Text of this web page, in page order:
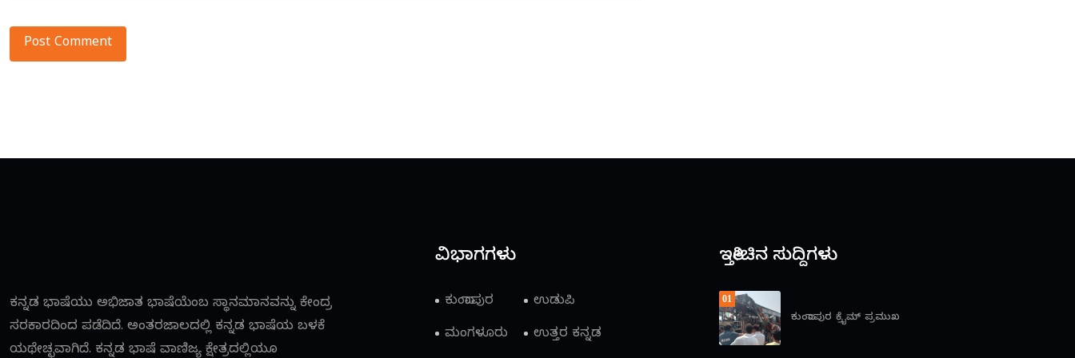
ಕನ್ನಡ ಭಾಷೆಯು ಅಭಿಜಾತ ಭಾಷೆಯೆಂಬ ಸ್ಥಾನಮಾನವನ್ನು ಕೇಂದ್ರ
ಸರಕಾರದಿಂದ ಪಡೆದಿದೆ. ಅಂತರಜಾಲದಲ್ಲಿ ಕನ್ನಡ ಭಾಷೆಯ ಬಳಕೆ
ಯಥೇಚ್ಛವಾಗಿದೆ. ಕನ್ನಡ ಭಾಷೆ ವಾಣಿಜ್ಯ ಕ್ಷೇತ್ರದಲ್ಲಿಯೂ
ವಿಭಾಗಗಳು
ಕುಂದಾಪುರ
ಉಡುಪಿ
ಮಂಗಳೂರು
ಉತ್ತರ ಕನ್ನಡ
ಇತ್ತೀಚಿನ ಸುದ್ದಿಗಳು
01
ಕುಂದಾಪುರ ಕ್ರೈಮ್ ಪ್ರಮುಖ